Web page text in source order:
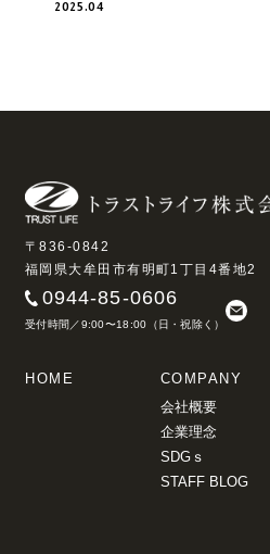
2025.04
〒836-0842
福岡県大牟田市有明町1丁目4番地2
0944-85-0606
受付時間／9:00〜18:00（日・祝除く）
HOME
COMPANY
会社概要
企業理念
SDGｓ
STAFF BLOG